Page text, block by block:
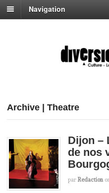
Navigation
Archive | Theatre
Dijon –
de nos
par Redaction